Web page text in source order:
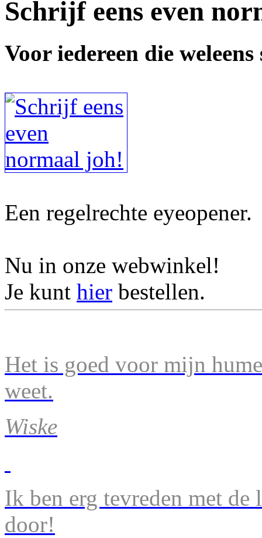
Schrijf eens even
Voor iedereen die
Een regelrechte eyeopener.
Nu in onze webwinkel!
Je kunt hier bestellen.
Het is goed voor mijn
weet.
Wiske
Ik ben erg tevreden met de
door!